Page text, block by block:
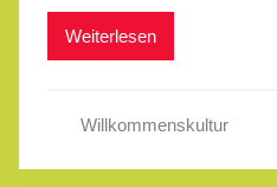
Weiterlesen
Willkommenskultur